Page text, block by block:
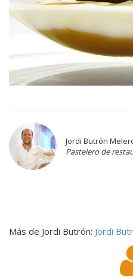
Jordi Butrón
Pastelero de
Más de Jordi Butrón: Jordi